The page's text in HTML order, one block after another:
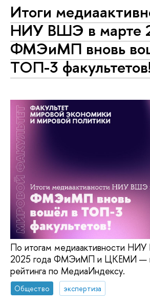
Итоги
НИУ ВШЭ в марте
ФМЭиМП вновь
ТОП-3
По итогам медиаактивности
2025 года ФМЭиМП и ЦКЕМИ —
рейтинга по МедиаИндексу.
Общество экспертиза